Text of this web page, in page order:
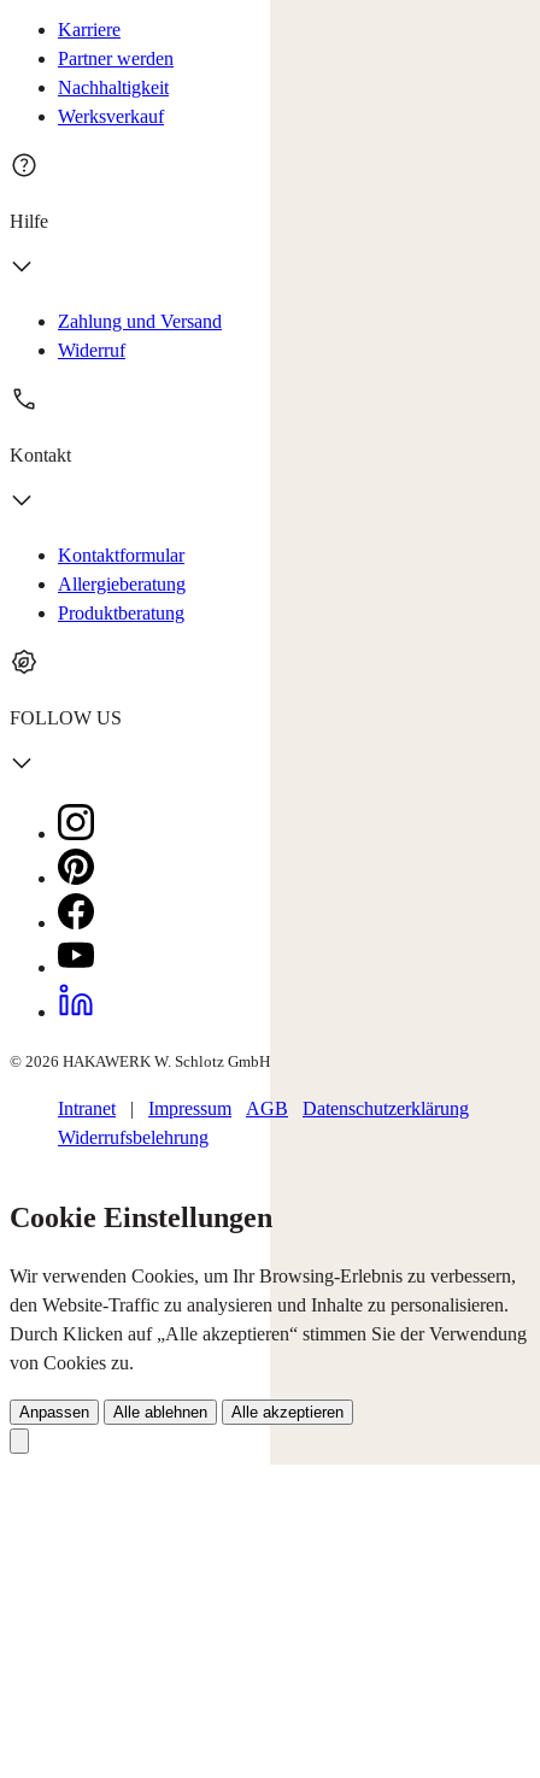
Karriere
Partner werden
Nachhaltigkeit
Werksverkauf
Hilfe
Zahlung und Versand
Widerruf
Kontakt
Kontaktformular
Allergieberatung
Produktberatung
FOLLOW US
© 2026 HAKAWERK W. Schlotz GmbH
Intranet | Impressum AGB
Datenschutzerklärung
Widerrufsbelehrung
Cookie Einstellungen
Wir verwenden Cookies, um Ihr Browsing-Erlebnis zu verbessern,
den Website-Traffic zu analysieren und Inhalte zu personalisieren.
Durch Klicken auf „Alle akzeptieren“ stimmen Sie der Verwendung
von Cookies zu.
Anpassen Alle ablehnen Alle akzeptieren